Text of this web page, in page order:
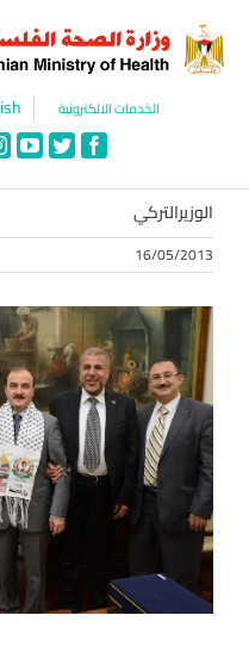
content
الخدمات الالكترونية
Facebook
Twitter
الوزيرالتركي
16/05/2013